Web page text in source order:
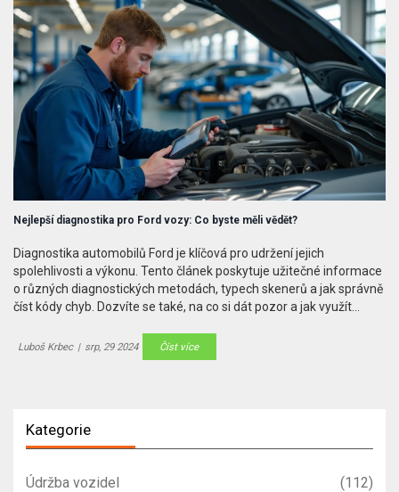
Nejlepší diagnostika pro Ford vozy: Co byste měli vědět?
Diagnostika automobilů Ford je klíčová pro udržení jejich
spolehlivosti a výkonu. Tento článek poskytuje užitečné informace
o různých diagnostických metodách, typech skenerů a jak správně
číst kódy chyb. Dozvíte se také, na co si dát pozor a jak využít
Luboš Krbec | srp, 29 2024 Číst více
Kategorie
Údržba vozidel
(112)